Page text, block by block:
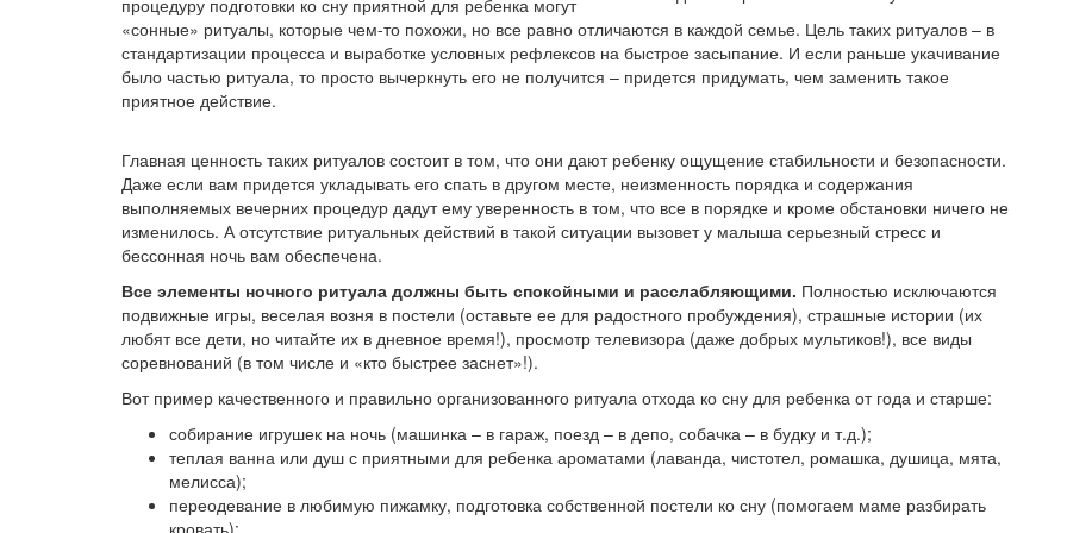
процедуру подготовки ко сну приятной для ребенка могут
«сонные» ритуалы, которые чем-то похожи, но все равно отличаются в каждой семье. Цель таких ритуалов – в
стандартизации процесса и выработке условных рефлексов на быстрое засыпание. И если раньше укачивание
было частью ритуала, то просто вычеркнуть его не получится – придется придумать, чем заменить такое
приятное действие.
Главная ценность таких ритуалов состоит в том, что они дают ребенку ощущение стабильности и безопасности.
Даже если вам придется укладывать его спать в другом месте, неизменность порядка и содержания
выполняемых вечерних процедур дадут ему уверенность в том, что все в порядке и кроме обстановки ничего не
изменилось. А отсутствие ритуальных действий в такой ситуации вызовет у малыша серьезный стресс и
бессонная ночь вам обеспечена.
Все элементы ночного ритуала должны быть спокойными и расслабляющими. Полностью исключаются
подвижные игры, веселая возня в постели (оставьте ее для радостного пробуждения), страшные истории (их
любят все дети, но читайте их в дневное время!), просмотр телевизора (даже добрых мультиков!), все виды
соревнований (в том числе и «кто быстрее заснет»!).
Вот пример качественного и правильно организованного ритуала отхода ко сну для ребенка от года и старше:
собирание игрушек на ночь (машинка – в гараж, поезд – в депо, собачка – в будку и т.д.);
теплая ванна или душ с приятными для ребенка ароматами (лаванда, чистотел, ромашка, душица, мята,
мелисса);
переодевание в любимую пижамку, подготовка собственной постели ко сну (помогаем маме разбирать
кровать);